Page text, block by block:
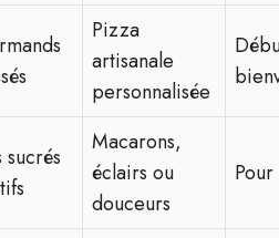
Pizza
artisanale
personnalisée
sucrés
Macarons,
éclairs ou
douceurs